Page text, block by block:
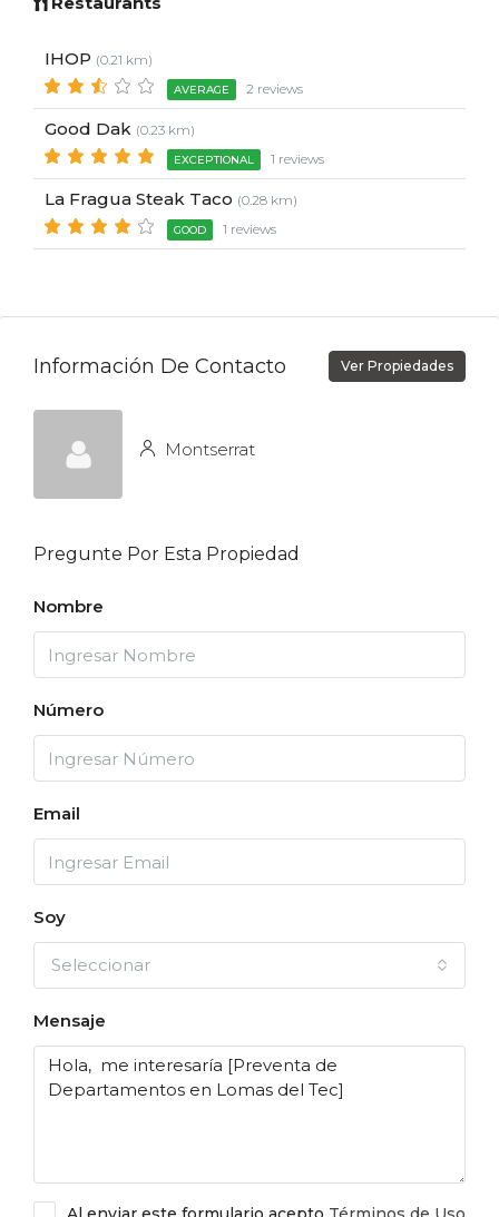
IHOP (0.21 km)
AVERAGE 2 reviews
Good Dak (0.23 km)
EXCEPTIONAL 1 reviews
La Fragua Steak Taco (0.28 km)
GOOD 1 reviews
Información De Contacto Ver Propiedades
Montserrat
Pregunte Por Esta Propiedad
Nombre
Número
Email
Soy
Seleccionar
Mensaje